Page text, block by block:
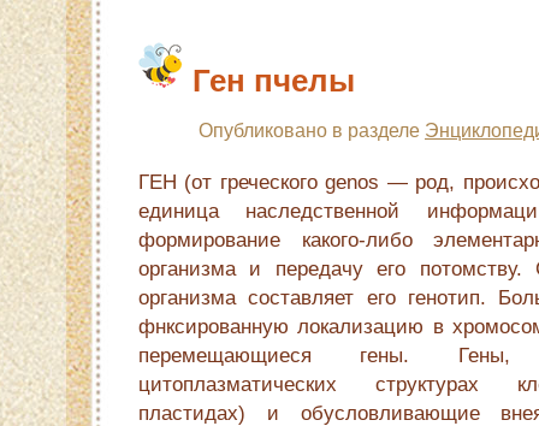
Ген пчелы
Опубликовано в разделе
ГЕН (от греческого genos — род,
единица наследственной
формирование какого-либо
организма и передачу его потомству.
организма составляет его генотип.
фнксированную локализацию в
перемещающиеся гены. Гены,
цитоплазматических структурах
пластидах) и обусловливающие